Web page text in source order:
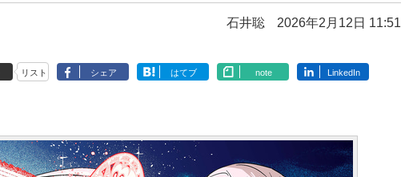
石井聡 2026年2月12日 11:51
リスト シェア はてブ note LinkedIn